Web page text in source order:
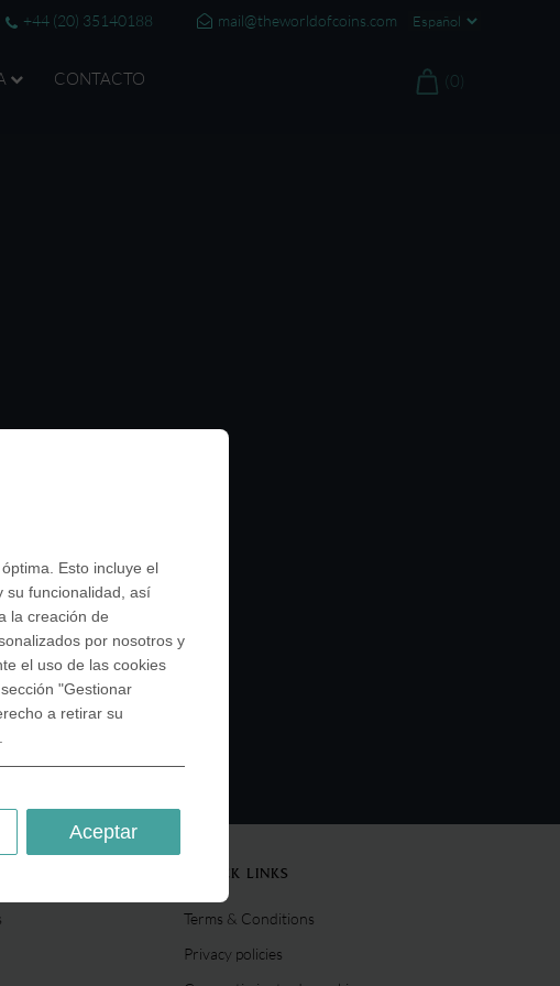
mail@theworldofcoins.com
+44 (20) 35140188
CONTACTO (0)
QUICK LINKS
Terms & Conditions
Privacy policies
Esto incluye el
su funcionalidad, así
la creación de
por nosotros y
el uso de las cookies
"Gestionar
a retirar su
Aceptar